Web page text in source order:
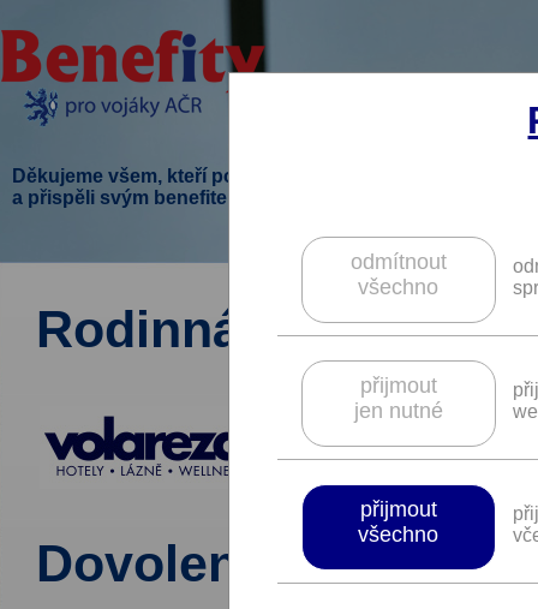
Děkujeme všem, kteří podpořili tento projekt
a přispěli svým benefitem.
odmítnout
všechno
přijmout
jen nutné
přijmout
všechno
Rodinná dovolená.
Dovolená pro celou